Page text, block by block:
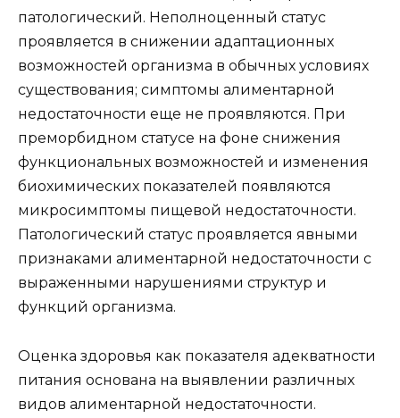
патологический. Неполноценный статус
проявляется в снижении адаптационных
возможностей организма в обычных условиях
существования; симптомы алиментарной
недостаточности еще не проявляются. При
преморбидном статусе на фоне снижения
функциональных возможностей и изменения
биохимических показателей появляются
микросимптомы пищевой недостаточности.
Патологический статус проявляется явными
признаками алиментарной недостаточности с
выраженными нарушениями структур и
функций организма.
Оценка здоровья как показателя адекватности
питания основана на выявлении различных
видов алиментарной недостаточности.